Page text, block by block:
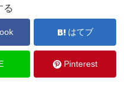
る
はてブ
Pinterest